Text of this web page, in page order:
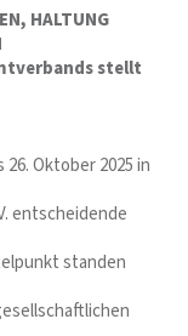
HALTUNG
stellt
Oktober 2025 in
entscheidende
standen